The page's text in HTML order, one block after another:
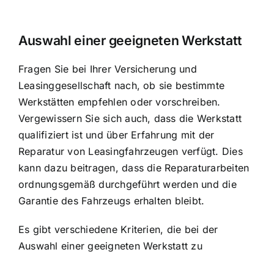
Auswahl einer geeigneten Werkstatt
Fragen Sie bei Ihrer Versicherung und
Leasinggesellschaft nach, ob sie bestimmte
Werkstätten empfehlen oder vorschreiben.
Vergewissern Sie sich auch, dass die Werkstatt
qualifiziert ist und über Erfahrung mit der
Reparatur von Leasingfahrzeugen verfügt. Dies
kann dazu beitragen, dass die Reparaturarbeiten
ordnungsgemäß durchgeführt werden und die
Garantie des Fahrzeugs erhalten bleibt.
Es gibt verschiedene Kriterien, die bei der
Auswahl einer geeigneten Werkstatt zu